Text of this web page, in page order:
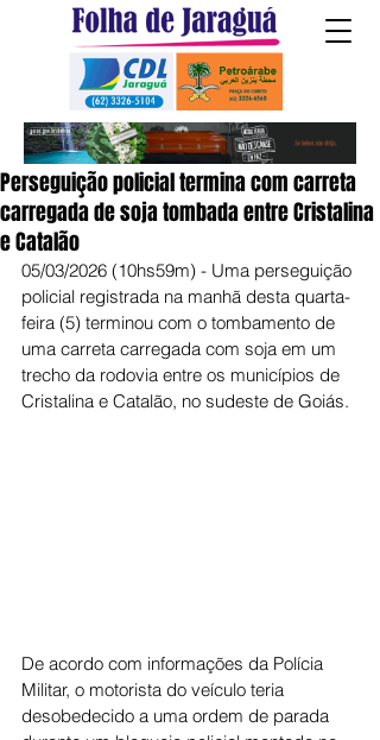
Perseguição policial termina com carreta
carregada de soja tombada entre Cristalina
e Catalão
05/03/2026 (10hs59m) - Uma perseguição
policial registrada na manhã desta quarta-
feira (5) terminou com o tombamento de
uma carreta carregada com soja em um
trecho da rodovia entre os municípios de
Cristalina e Catalão, no sudeste de Goiás.
De acordo com informações da Polícia
Militar, o motorista do veículo teria
desobedecido a uma ordem de parada